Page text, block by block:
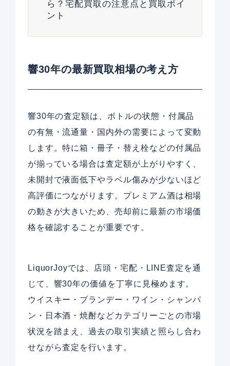
ら？宅配買取の注意点と買取ポイ
ント
響30年の最新買取相場の考え方
響30年の査定額は、ボトルの状態・付属品
の有無・流通量・国内外の需要によって変動
します。特に箱・冊子・替え栓などの付属品
が揃っている場合は査定額が上がりやすく、
未開封で液面低下やラベル傷みが少ないほど
高評価につながります。プレミアム酒は相場
の動きが大きいため、売却前に最新の市場価
格を確認することが重要です。
LiquorJoyでは、店頭・宅配・LINE査定を通
じて、響30年の価値を丁寧に見極めます。
ウイスキー・ブランデー・ワイン・シャンパ
ン・日本酒・焼酎などカテゴリーごとの市場
状況を踏まえ、過去の取引実績と照らし合わ
せながら査定を行います。